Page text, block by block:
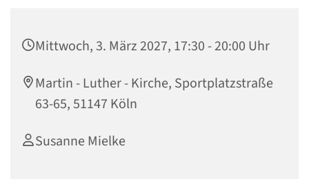
Mittwoch, 3. März 2027, 17:30 - 20:00 Uhr
Martin - Luther - Kirche, Sportplatzstraße
63-65, 51147 Köln
Susanne Mielke